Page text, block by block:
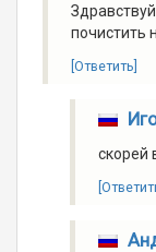
почистить
[Ответить]
скорей